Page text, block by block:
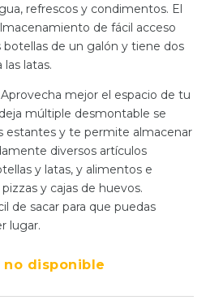
refrescos y condimentos. El
de fácil acceso
botellas de un galón y tiene dos
las latas.
mejor el espacio de tu
múltiple desmontable se
estantes y te permite almacenar
diversos artículos
y latas, y alimentos e
y cajas de huevos.
de sacar para que puedas
lugar.
no disponible